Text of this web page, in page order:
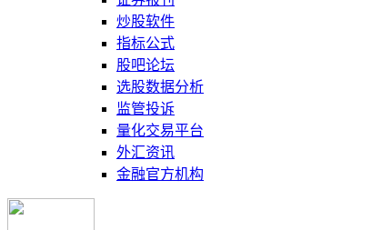
炒股软件
指标公式
股吧论坛
选股数据分析
监管投诉
量化交易平台
外汇资讯
金融官方机构